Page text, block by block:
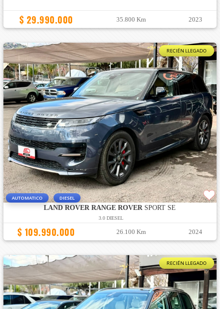
$ 29.990.000 35.800 Km 2023
RECIÉN LLEGADO
AUTOMATICO DIESEL
LAND ROVER RANGE ROVERSPORT SE
3.0 DIESEL
$ 109.990.000 26.100 Km 2024
RECIÉN LLEGADO